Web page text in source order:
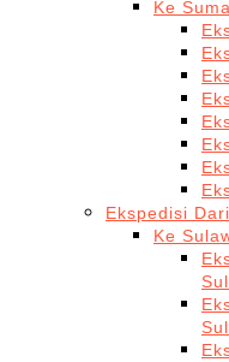
Ke
Ekspedisi
Ke